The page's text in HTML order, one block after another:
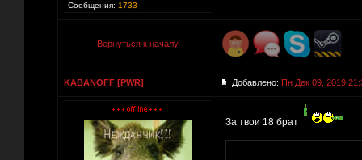
Сообщения: 1733
Вернуться к началу
KABANOFF [PWR] Добавлено: Пн Дек 09, 2019
За твои 18 брат